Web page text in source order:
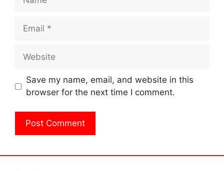
Email
Website
Save my name, email, and website in this
browser for the next time I comment.